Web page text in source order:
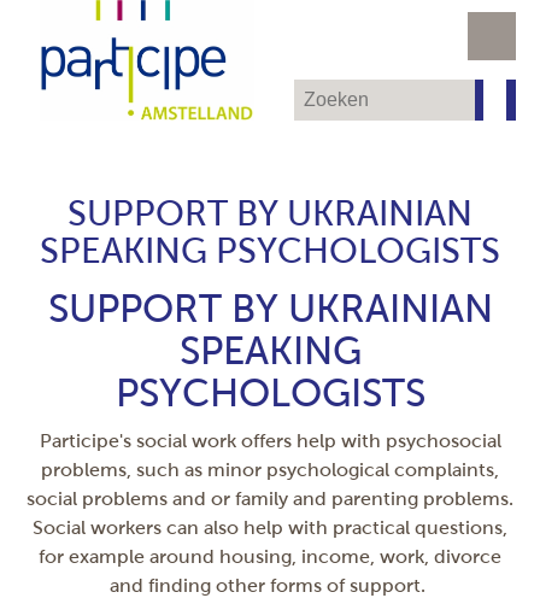
SUPPORT BY UKRAINIAN
SPEAKING PSYCHOLOGISTS
SUPPORT BY UKRAINIAN
SPEAKING
PSYCHOLOGISTS
Participe's social work offers help with psychosocial
problems, such as minor psychological complaints,
social problems and or family and parenting problems.
Social workers can also help with practical questions,
for example around housing, income, work, divorce
and finding other forms of support.